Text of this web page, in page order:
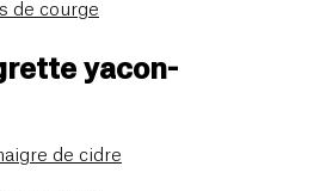
de courge
yacon-
de cidre